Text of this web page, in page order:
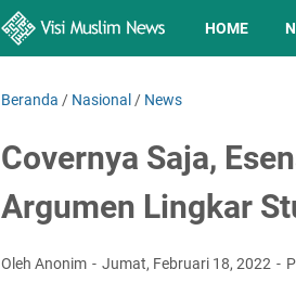
HOME
Beranda / Nasional / News
Covernya Saja,
Argumen Lingkar
Oleh Anonim Jumat, Februari 18, 2022